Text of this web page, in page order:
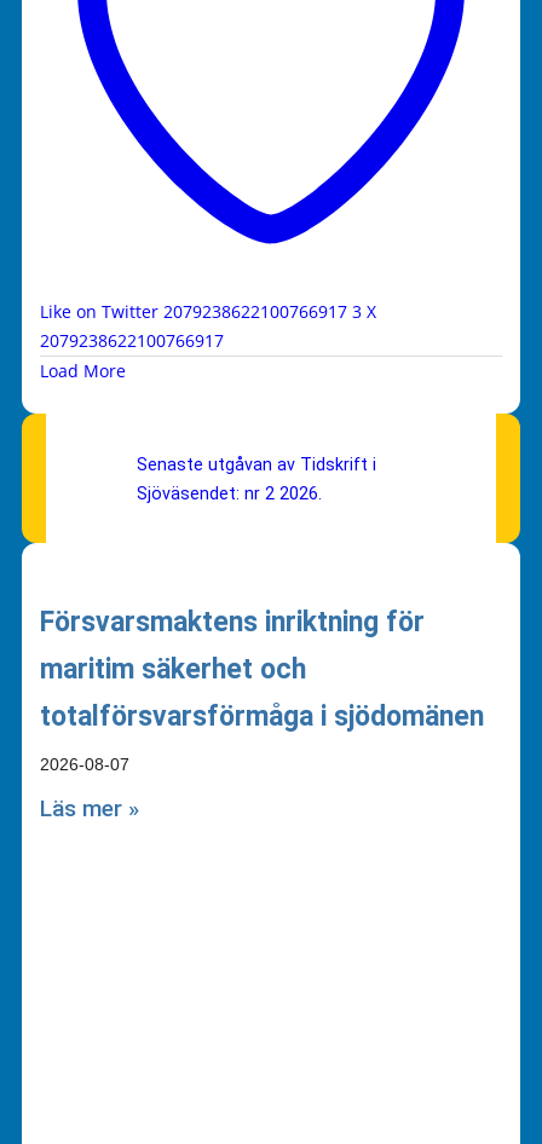
Like on Twitter 2079238622100766917 3 X
2079238622100766917
Load More
Senaste utgåvan av Tidskrift i
Sjöväsendet: nr 2 2026.
Försvarsmaktens inriktning för
maritim säkerhet och
totalförsvarsförmåga i sjödomänen
2026-08-07
Läs mer »